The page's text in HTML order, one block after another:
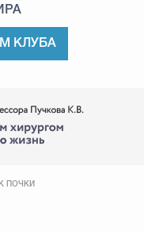
КЛУБА
ПОЧКИ